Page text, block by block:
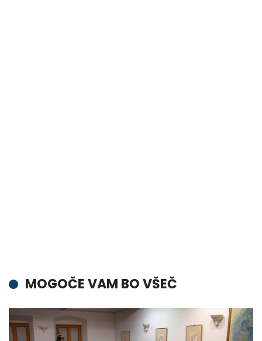
MOGOČE VAM BO VŠEČ